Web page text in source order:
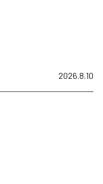
2026.8.10